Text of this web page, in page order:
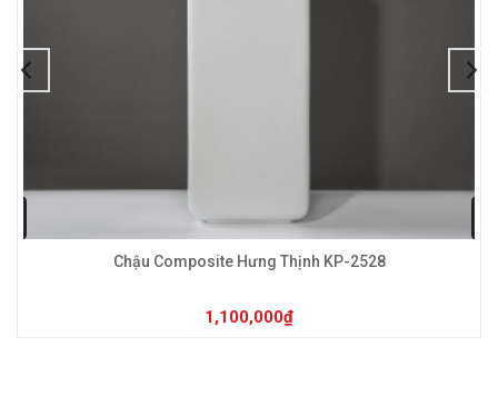
: hotline.kingpot@gmail.com
Sản phẩm này có nhiều biến
Chậu Composite Hưng Thịnh KP-2528
1,100,000₫
tùy chọn có thể được chọn trên trang sản phẩm